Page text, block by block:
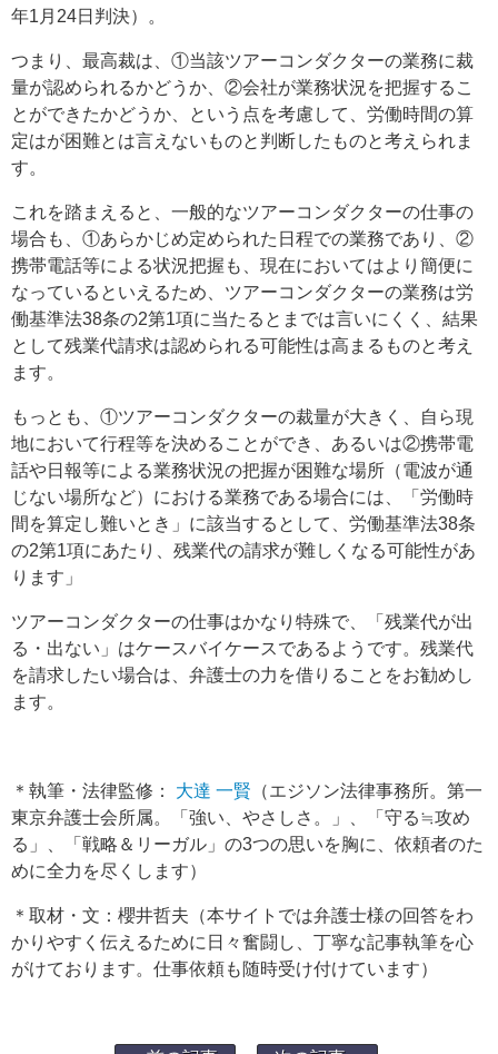
年1月24日判決）。
つまり、最高裁は、①当該ツアーコンダクターの業務に裁
量が認められるかどうか、②会社が業務状況を把握するこ
とができたかどうか、という点を考慮して、労働時間の算
定はが困難とは言えないものと判断したものと考えられま
す。
これを踏まえると、一般的なツアーコンダクターの仕事の
場合も、①あらかじめ定められた日程での業務であり、②
携帯電話等による状況把握も、現在においてはより簡便に
なっているといえるため、ツアーコンダクターの業務は労
働基準法38条の2第1項に当たるとまでは言いにくく、結果
として残業代請求は認められる可能性は高まるものと考え
ます。
もっとも、①ツアーコンダクターの裁量が大きく、自ら現
地において行程等を決めることができ、あるいは②携帯電
話や日報等による業務状況の把握が困難な場所（電波が通
じない場所など）における業務である場合には、「労働時
間を算定し難いとき」に該当するとして、労働基準法38条
の2第1項にあたり、残業代の請求が難しくなる可能性があ
ります」
ツアーコンダクターの仕事はかなり特殊で、「残業代が出
る・出ない」はケースバイケースであるようです。残業代
を請求したい場合は、弁護士の力を借りることをお勧めし
ます。
＊執筆・法律監修： 大達 一賢 （エジソン法律事務所。第一
東京弁護士会所属。「強い、やさしさ。」、「守る≒攻め
る」、「戦略＆リーガル」の3つの思いを胸に、依頼者のた
めに全力を尽くします）
＊取材・文：櫻井哲夫（本サイトでは弁護士様の回答をわ
かりやすく伝えるために日々奮闘し、丁寧な記事執筆を心
がけております。仕事依頼も随時受け付けています）